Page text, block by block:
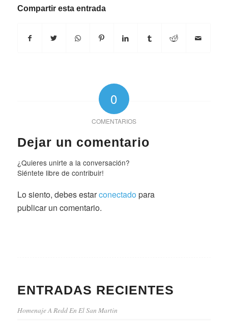
Compartir esta entrada
0
COMENTARIOS
Dejar un comentario
¿Quieres unirte a la conversación?
Siéntete libre de contribuir!
Lo siento, debes estarconectadopara
publicar un comentario.
ENTRADAS RECIENTES
Homenaje A Redd En El San Martin